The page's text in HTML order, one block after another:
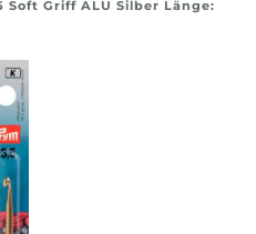
Soft Griff ALU Silber Länge: